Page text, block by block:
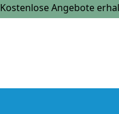
Kostenlose Angebote